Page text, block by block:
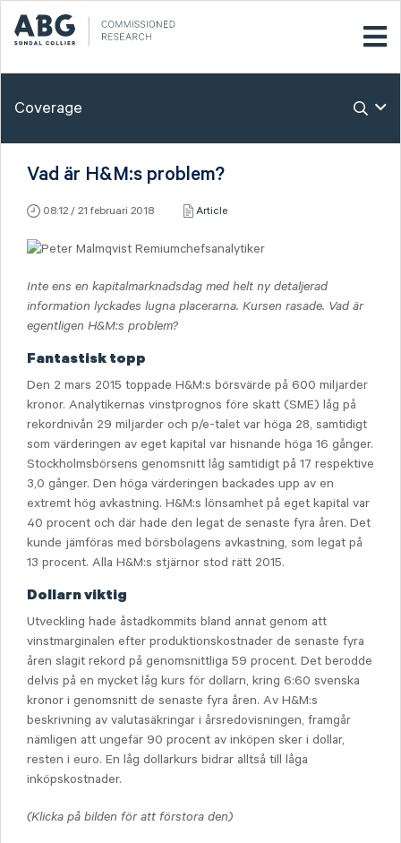
Coverage
Vad är H&M:s problem?
08:12 / 21 februari 2018 Article
Inte ens en kapitalmarknadsdag med helt ny detaljerad
information lyckades lugna placerarna. Kursen rasade. Vad är
egentligen H&M:s problem?
Fantastisk topp
Den 2 mars 2015 toppade H&M:s börsvärde på 600 miljarder
kronor. Analytikernas vinstprognos före skatt (SME) låg på
rekordnivån 29 miljarder och p/e-talet var höga 28, samtidigt
som värderingen av eget kapital var hisnande höga 16 gånger.
Stockholmsbörsens genomsnitt låg samtidigt på 17 respektive
3,0 gånger. Den höga värderingen backades upp av en
extremt hög avkastning. H&M:s lönsamhet på eget kapital var
40 procent och där hade den legat de senaste fyra åren. Det
kunde jämföras med börsbolagens avkastning, som legat på
13 procent. Alla H&M:s stjärnor stod rätt 2015.
Dollarn viktig
Utveckling hade åstadkommits bland annat genom att
vinstmarginalen efter produktionskostnader de senaste fyra
åren slagit rekord på genomsnittliga 59 procent. Det berodde
delvis på en mycket låg kurs för dollarn, kring 6:60 svenska
kronor i genomsnitt de senaste fyra åren. Av H&M:s
beskrivning av valutasäkringar i årsredovisningen, framgår
nämligen att ungefär 90 procent av inköpen sker i dollar,
resten i euro. En låg dollarkurs bidrar alltså till låga
inköpskostnader.
(Klicka på bilden för att förstora den)